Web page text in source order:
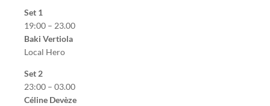
Set 1
19:00 – 23.00
Baki Vertiola
Local Hero
Set 2
23:00 – 03.00
Céline Devèze